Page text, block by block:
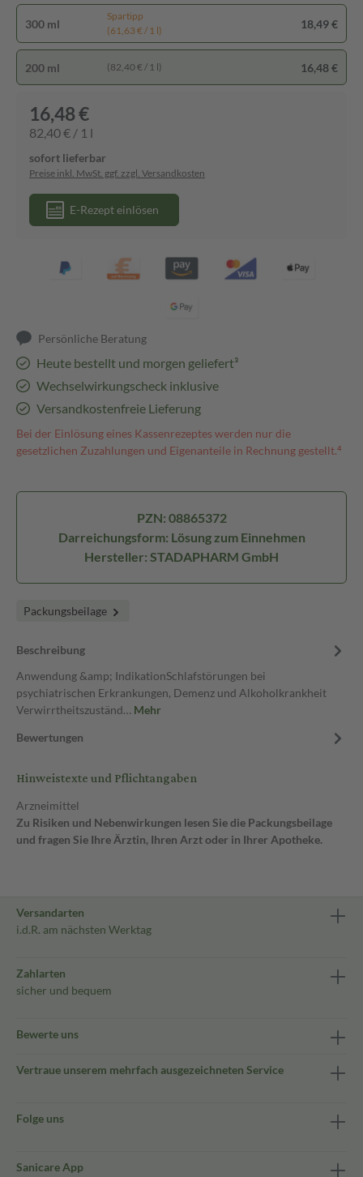
300 ml
Spartipp
(61,63 € / 1 l)
18,49 €
200 ml (82,40 € / 1 l) 16,48 €
16,48 €
82,40 € / 1 l
sofort lieferbar
Preise inkl. MwSt. ggf. zzgl. Versandkosten
E-Rezept einlösen
Persönliche Beratung
Heute bestellt und morgen geliefert³
Wechselwirkungscheck inklusive
Versandkostenfreie Lieferung
Bei der Einlösung eines Kassenrezeptes werden nur die
gesetzlichen Zuzahlungen und Eigenanteile in Rechnung gestellt.⁴
PZN: 08865372
Darreichungsform: Lösung zum Einnehmen
Hersteller: STADAPHARM GmbH
Packungsbeilage
Beschreibung
Anwendung &amp; IndikationSchlafstörungen bei
psychiatrischen Erkrankungen, Demenz und Alkoholkrankheit
Verwirrtheitszuständ… Mehr
Bewertungen
Hinweistexte und Pflichtangaben
Arzneimittel
Zu Risiken und Nebenwirkungen lesen Sie die Packungsbeilage
und fragen Sie Ihre Ärztin, Ihren Arzt oder in Ihrer Apotheke.
Versandarten
i.d.R. am nächsten Werktag
Zahlarten
sicher und bequem
Bewerte uns
Vertraue unserem mehrfach ausgezeichneten Service
Folge uns
Sanicare App